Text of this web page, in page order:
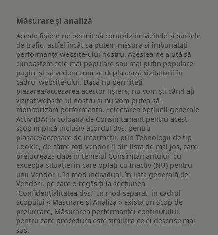
Măsurare și analiză
Aceste fișiere ne permit să contorizăm vizitele și sursele
de trafic, astfel încât să putem măsura și îmbunătăți
performanța website-ului nostru. Acestea ne ajută să
cunoaștem cele mai populare sau mai puțin populare
pagini și să vedem cum se deplasează vizitatorii în
cadrul website-ului. Dacă nu permiteți
plasarea/accesarea acestor fișiere, nu vom ști când ați
vizitat website-ul nostru și nu vom putea să-i
monitorizăm performanța. Selectarea opțiunii generale
Activ (DA) in coloana de Consimtamant pentru acest
scop implică inclusiv acordul dvs. pentru
plasare/accesare de informații, prin Tehnologii de tip
Cookie, de către toți Vendor-ii din lista de mai jos, care
prelucreaza date in temeiul Consimtamantului, cu
excepția situației în care optați cu Inactiv (NU) pentru
unii Vendor-i, în mod individual, în lista generală de
Vendori, pe care o regăsiți la secțiunea
“Confidențialitatea dvs.” In mod separat, in cadrul
Scopului « Masurare si Analiza » exista un Scop de
prelucrare, Măsurarea performanței conținutului,
pentru care procedura este similara celei descrise mai
sus.